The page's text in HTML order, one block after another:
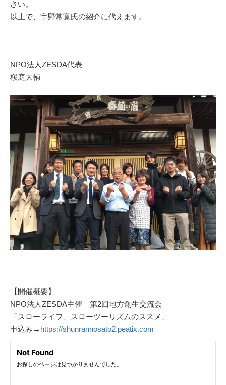
さい。
以上で、宇野常寛氏の紹介に代えます。
NPO法人ZESDA代表
桜庭大輔
【開催概要】
NPO法人ZESDA主催 第2回地方創生交流会
「スローライフ、スローツーリズムのススメ」
申込み→ https://shunrannosato2.peatix.com